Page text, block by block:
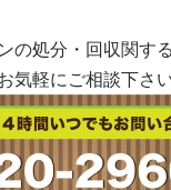
の処分・回収関す
気軽にご相談下さい